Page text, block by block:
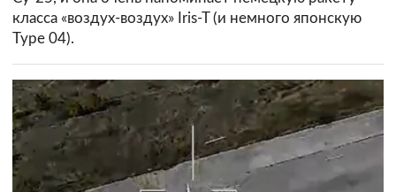
класса «воздух-воздух» Iris-T (и немного японскую
Type 04).